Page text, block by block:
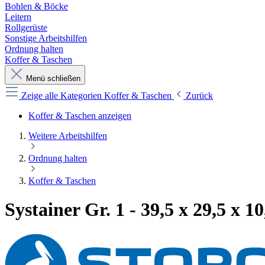
Bohlen & Böcke
Leitern
Rollgerüste
Sonstige Arbeitshilfen
Ordnung halten
Koffer & Taschen
Menü schließen
Zeige alle Kategorien Koffer & Taschen
Zurück
Koffer & Taschen anzeigen
Weitere Arbeitshilfen
Ordnung halten
Koffer & Taschen
Systainer Gr. 1 - 39,5 x 29,5 x